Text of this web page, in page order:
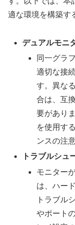
適な環境を構築す
デュアルモニ
同一グラ
適切な接
す。異な
合は、互
要があり
を使用す
ンスの注
トラブルシュ
モニター
は、ハー
トラブル
やポート